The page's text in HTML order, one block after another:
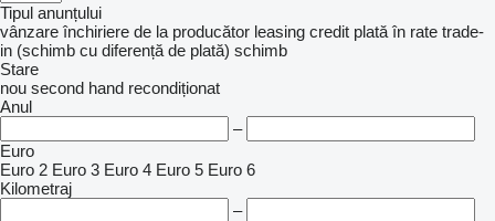
Tipul anunțului
vânzare închiriere de la producător leasing credit plată în rate trade-
in (schimb cu diferență de plată) schimb
Stare
nou second hand recondiționat
Anul
–
Euro
Euro 2 Euro 3 Euro 4 Euro 5 Euro 6
Kilometraj
–